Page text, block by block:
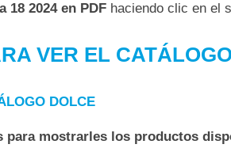
18 2024 en PDF haciendo clic en el
VER EL CATÁLOGO
DOLCE
para mostrarles los productos